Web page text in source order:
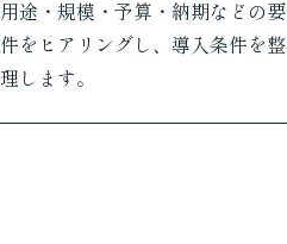
用途・規模・予算・納期などの要
件をヒアリングし、導入条件を整
理します。